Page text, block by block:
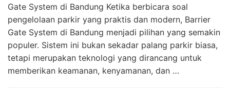
Gate System di Bandung Ketika berbicara soal
pengelolaan parkir yang praktis dan modern, Barrier
Gate System di Bandung menjadi pilihan yang semakin
populer. Sistem ini bukan sekadar palang parkir biasa,
tetapi merupakan teknologi yang dirancang untuk
memberikan keamanan, kenyamanan, dan …